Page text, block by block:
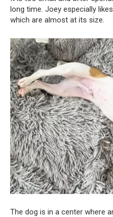
long time. Joey especially
which are almost at its size.
The dog is in a center where